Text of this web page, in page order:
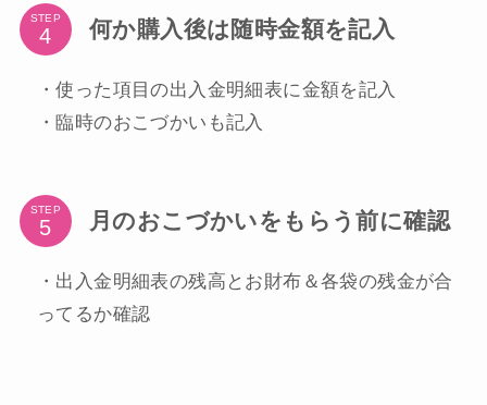
STEP 何か購入後は随時金額を記入
・使った項目の出入金明細表に金額を記入
・臨時のおこづかいも記入
STEP 月のおこづかいをもらう前に確認
・出入金明細表の残高とお財布＆各袋の残金が合
ってるか確認